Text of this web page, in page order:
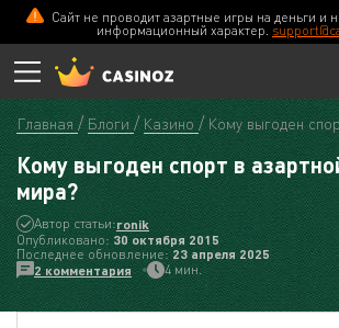
Сайт не проводит азартные игры на деньги и
информационный характер.
Главная Блоги Казино Кому выгоден
Кому выгоден спорт в
мира?
Автор статьи:ronik
Опубликовано: 30 октября 2015
Последнее обновление:23 апреля 2025
2 комментария
4 мин.